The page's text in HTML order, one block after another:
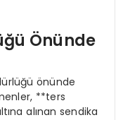
Önünde
önünde
**ters
alınan sendika